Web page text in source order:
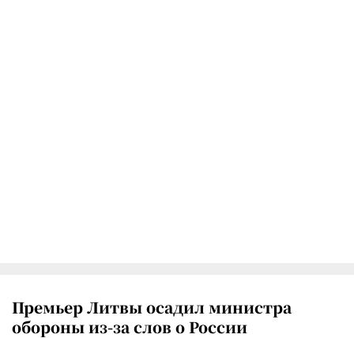
Премьер Литвы осадил министра
обороны из-за слов о России